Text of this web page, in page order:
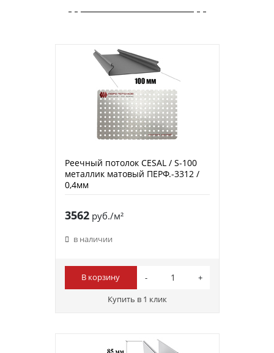
Реечный потолок CESAL / S-100
металлик матовый ПЕРФ.-3312 /
0,4мм
3562руб./м²
в наличии
В корзину
Купить в 1 клик